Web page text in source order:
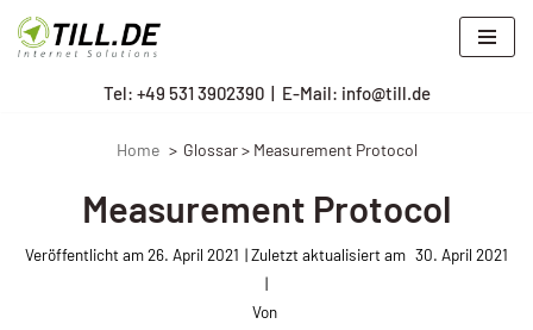
Zum
Tel: +49 531 3902390| E-Mail: info@till.de
Home Glossar > Measurement Protocol
Measurement Protocol
Veröffentlicht am26. April 2021 30. April 2021
Von